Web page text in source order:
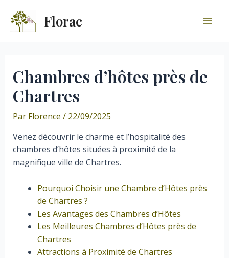
contenu
Florac
Chambres d’hôtes près de
Chartres
Par Florence / 22/09/2025
Venez découvrir le charme et l’hospitalité des
chambres d’hôtes situées à proximité de la
magnifique ville de Chartres.
Pourquoi Choisir une Chambre d’Hôtes près
de Chartres ?
Les Avantages des Chambres d’Hôtes
Les Meilleures Chambres d’Hôtes près de
Chartres
Attractions à Proximité de Chartres